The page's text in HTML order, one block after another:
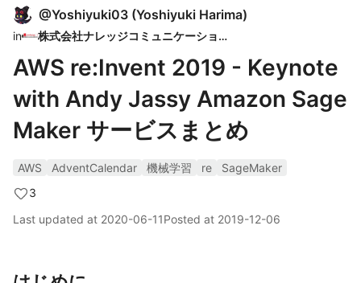
@Yoshiyuki03 (Yoshiyuki Harima)
in 株式会社ナレッジコミュニケーション
AWS re:Invent 2019 - Keynote
with Andy Jassy Amazon Sage
Maker サービスまとめ
AWS AdventCalendar 機械学習 re
SageMaker
3
Last updated at 2020-06-11Posted at 2019-12-06